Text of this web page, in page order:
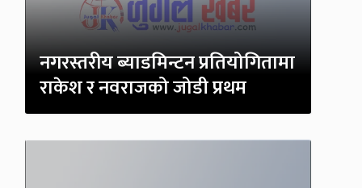
नगरस्तरीय ब्याडमिन्टन प्रतियोगितामा
राकेश र नवराजको जोडी प्रथम